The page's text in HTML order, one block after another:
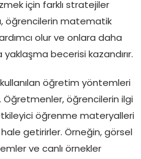
için farklı stratejiler
öğrencilerin matematik
olur ve onlara daha
becerisi kazandırır.
öğretim yöntemleri
öğrencilerin ilgi
öğrenme materyalleri
getirirler. Örneğin, görsel
ve canlı örnekler